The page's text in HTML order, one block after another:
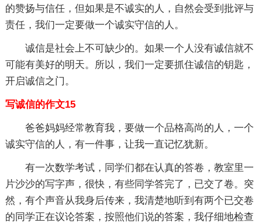
的赞扬与信任，但如果是不诚实的人，自然会受到批评与
责任，我们一定要做一个诚实守信的人。
诚信是社会上不可缺少的。如果一个人没有诚信就不
可能有美好的明天。所以，我们一定要抓住诚信的钥匙，
开启诚信之门。
写诚信的作文15
爸爸妈妈经常教育我，要做一个品格高尚的人，一个
诚实守信的人，有一件事，让我一直记忆犹新。
有一次数学考试，同学们都在认真的答卷，教室里一
片沙沙的写字声，很快，有些同学答完了，已交了卷。突
然，有个声音从我身后传来，我清楚地听到有两个已交卷
的同学正在议论答案，按照他们说的答案，我仔细地检查